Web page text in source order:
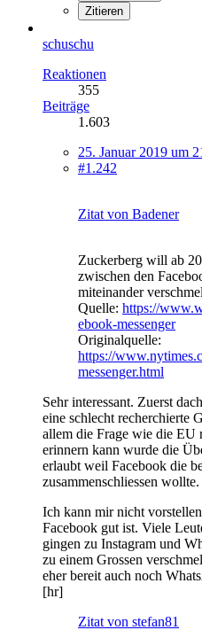
Zitieren
schuschu
Reaktionen
355
Beiträge
1.603
25. Januar 2019 um
#1.242
Zitat von Badener
Zuckerberg will ab
zwischen den
miteinander
Quelle: https://
ebook-messenger
Originalquelle:
https://
messenger.html
Sehr interessant. Zuerst
eine schlecht recherchierte
allem die Frage wie die EU
erinnern kann wurde die
erlaubt weil Facebook die
zusammenschliessen wollte.
Ich kann mir nicht
Facebook gut ist. Viele
gingen zu Instagram und
zu einem Grossen
eher bereit auch noch
[hr]
Zitat von stefan81